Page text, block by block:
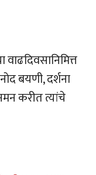
बयणी, दर्शना
करीत त्यांचे